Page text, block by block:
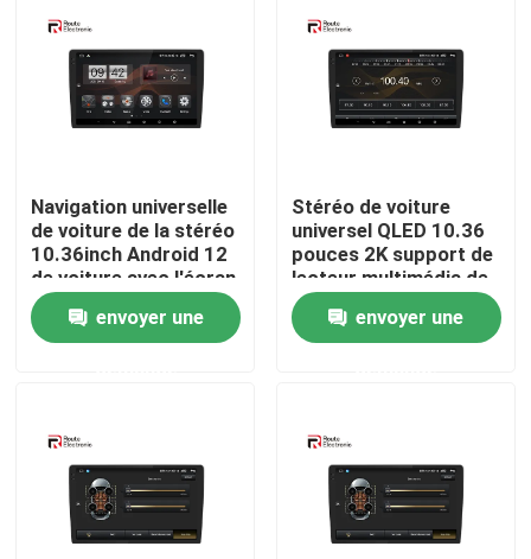
A propos de nous
Visite d'usine
Contact
nouvelles
Demande de soumission
Android Autoradio Stéréo
Navigation universelle
de voiture de la stéréo
10.36inch Android 12
de voiture avec l'écran
noir 2k 4G DSP
envoyer une
Stéréo de voiture
universel QLED 10.36
pouces 2K support de
lecteur multimédia de
voiture 4G DSP
système de vue
d'oiseau 360 intégré
envoyer une